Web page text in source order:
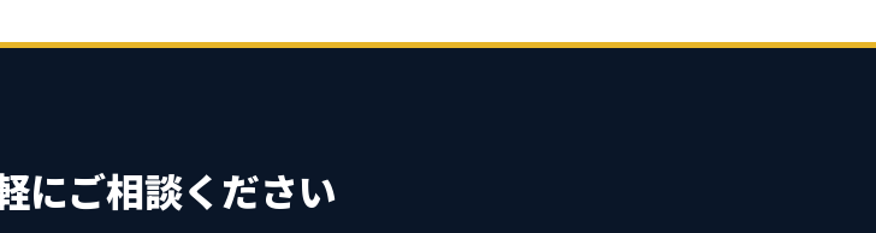
にご相談ください